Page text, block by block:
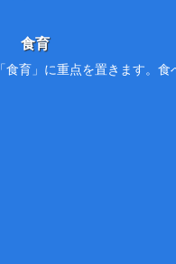
食育
「食育」に重点を置きます。